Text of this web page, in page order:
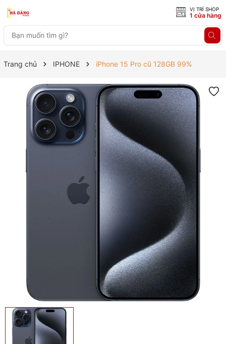
VỊ TRÍ SHOP
1 cửa hàng
Trang chủ IPHONE iPhone 15 Pro cũ 128GB 99%